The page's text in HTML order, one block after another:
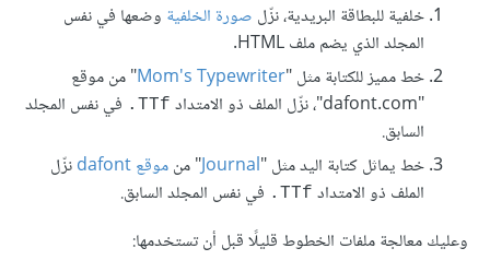
خلفية للبطاقة البريدية، نزّل صورة الخلفية وضعها في نفس
المجلد الذي يضم ملف HTML.
خط مميز للكتابة مثل "Mom's Typewriter" من موقع
"dafont.com"، نزّل الملف ذو الامتداد
TTf.
في نفس المجلد
السابق.
خط يماثل كتابة اليد مثل "Journal" منموقع dafont
نزّل
الملف ذو الامتداد TTf.
في نفس المجلد السابق.
وعليك معالجة ملفات الخطوط قليلًا قبل أن تستخدمها: